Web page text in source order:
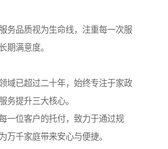
务品质视为生命线，注重每一次服
期满意度。
域已超过二十年，始终专注于家政
务提升三大核心。
一位客户的托付，致力于通过规
万千家庭带来安心与便捷。